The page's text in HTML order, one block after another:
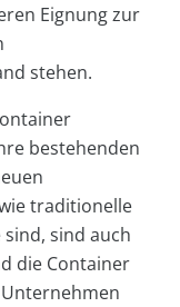
Eignung zur
stehen.
bestehenden
traditionelle
sind auch
die Container